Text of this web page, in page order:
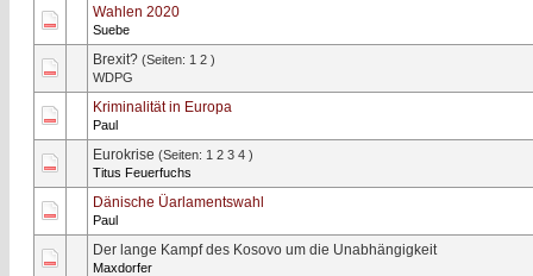
Wahlen 2020
Suebe
0 Bewertung(en) - 0 von 5 durchschnittlich
Brexit? (Seiten: 1 2 )
WDPG
0 Bewertung(en) - 0 von 5 durchschnittlich
Kriminalität in Europa
Paul
0 Bewertung(en) - 0 von 5 durchschnittlich
Eurokrise (Seiten: 1 2 3 4 )
Titus Feuerfuchs
0 Bewertung(en) - 0 von 5 durchschnittlich
Dänische Üarlamentswahl
Paul
0 Bewertung(en) - 0 von 5 durchschnittlich
Der lange Kampf des Kosovo um die Unabhängigkeit
Maxdorfer
1 Bewertung(en) - 5 von 5 durchschnittlich
123 45